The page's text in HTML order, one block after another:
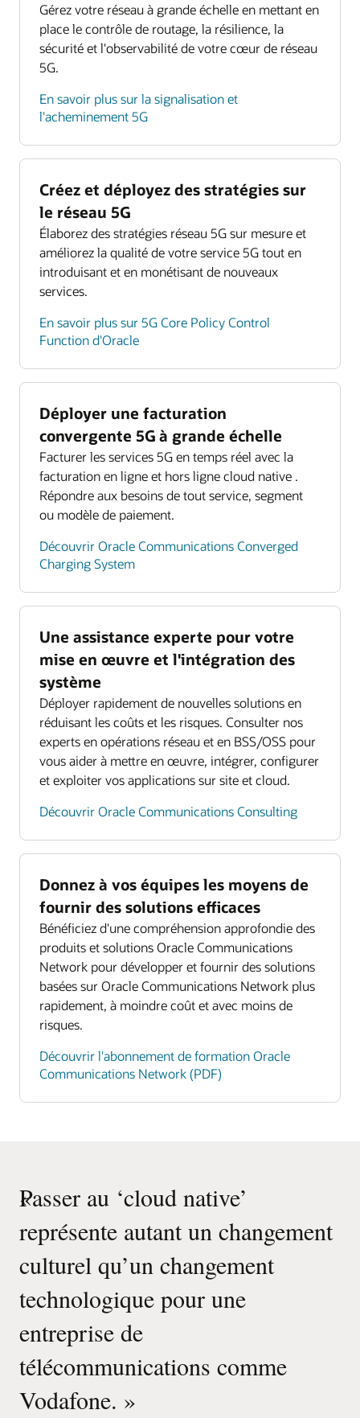
Gérez votre réseau à grande échelle en mettant en
place le contrôle de routage, la résilience, la
sécurité et l'observabilité de votre cœur de réseau
5G.
En savoir plus sur la signalisation et
l'acheminement 5G
Créez et déployez des stratégies sur
le réseau 5G
Élaborez des stratégies réseau 5G sur mesure et
améliorez la qualité de votre service 5G tout en
introduisant et en monétisant de nouveaux
services.
En savoir plus sur 5G Core Policy Control
Function d'Oracle
Déployer une facturation
convergente 5G à grande échelle
Facturer les services 5G en temps réel avec la
facturation en ligne et hors ligne cloud native .
Répondre aux besoins de tout service, segment
ou modèle de paiement.
Découvrir Oracle Communications Converged
Charging System
Une assistance experte pour votre
mise en œuvre et l'intégration des
système
Déployer rapidement de nouvelles solutions en
réduisant les coûts et les risques. Consulter nos
experts en opérations réseau et en BSS/OSS pour
vous aider à mettre en œuvre, intégrer, configurer
et exploiter vos applications sur site et cloud.
Découvrir Oracle Communications Consulting
Donnez à vos équipes les moyens de
fournir des solutions efficaces
Bénéficiez d'une compréhension approfondie des
produits et solutions Oracle Communications
Network pour développer et fournir des solutions
basées sur Oracle Communications Network plus
rapidement, à moindre coût et avec moins de
risques.
Découvrir l'abonnement de formation Oracle
Communications Network (PDF)
«
Passer au ‘cloud native’
représente autant un changement
culturel qu’un changement
technologique pour une
entreprise de
télécommunications comme
Vodafone. »